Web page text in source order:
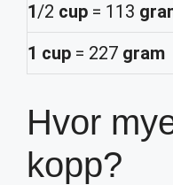
1/2 cup = 113
1 cup = 227 gram
Hvor
kopp?